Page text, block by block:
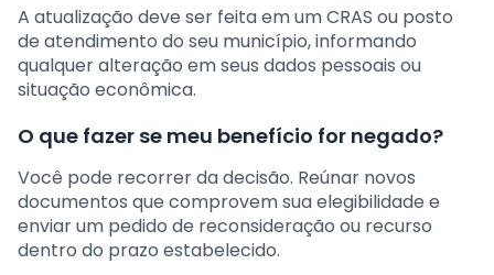
A atualização deve ser feita em um CRAS ou posto
de atendimento do seu município, informando
qualquer alteração em seus dados pessoais ou
situação econômica.
O que fazer se meu benefício for negado?
Você pode recorrer da decisão. Reúnar novos
documentos que comprovem sua elegibilidade e
enviar um pedido de reconsideração ou recurso
dentro do prazo estabelecido.